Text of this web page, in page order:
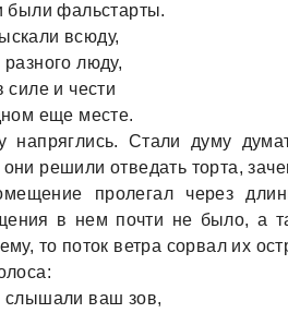
были фальстарты.
всюду,
люду,
силе и чести
еще месте.
Стали думу
решили отведать торта,
пролегал через
в нем почти не было, а
то поток ветра сорвал их
ваш зов,